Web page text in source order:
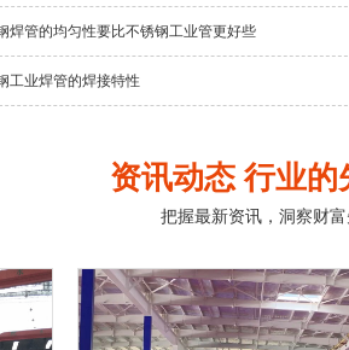
焊管的均匀性要比不锈钢工业管更好些
工业焊管的焊接特性
资讯动态 行业的
把握最新资讯，洞察财